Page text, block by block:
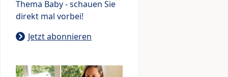
Thema Baby - schauen Sie
direkt mal vorbei!
Jetzt abonnieren